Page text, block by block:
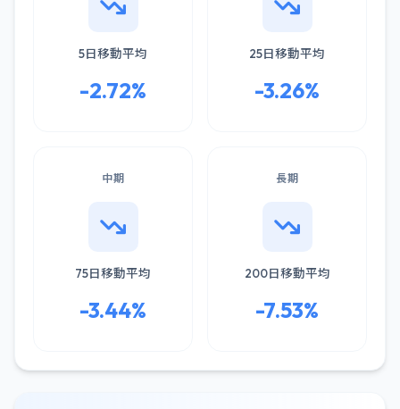
5日移動平均
-2.72%
25日移動平均
-3.26%
中期
75日移動平均
-3.44%
長期
200日移動平均
-7.53%